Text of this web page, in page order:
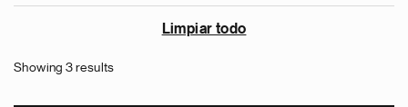
Limpiar todo
Showing 3 results